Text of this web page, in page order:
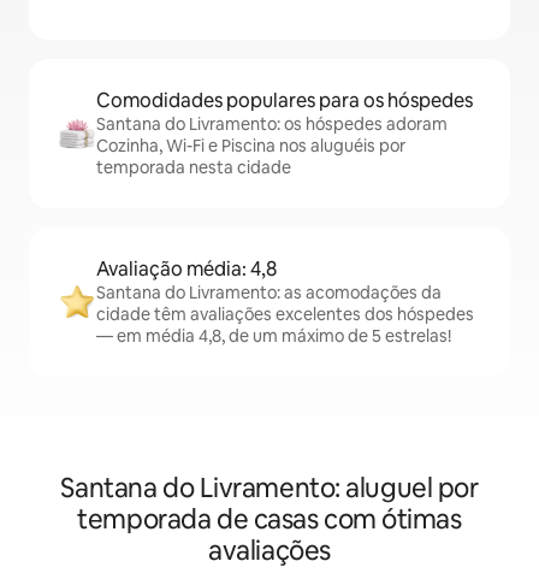
Comodidades populares para os hóspedes
Santana do Livramento: os hóspedes adoram
Cozinha, Wi-Fi e Piscina nos aluguéis por
temporada nesta cidade
Avaliação média: 4,8
Santana do Livramento: as acomodações da
cidade têm avaliações excelentes dos hóspedes
— em média 4,8, de um máximo de 5 estrelas!
Santana do Livramento: aluguel por
temporada de casas com ótimas
avaliações